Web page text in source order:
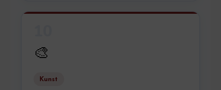
🎨
Kunst